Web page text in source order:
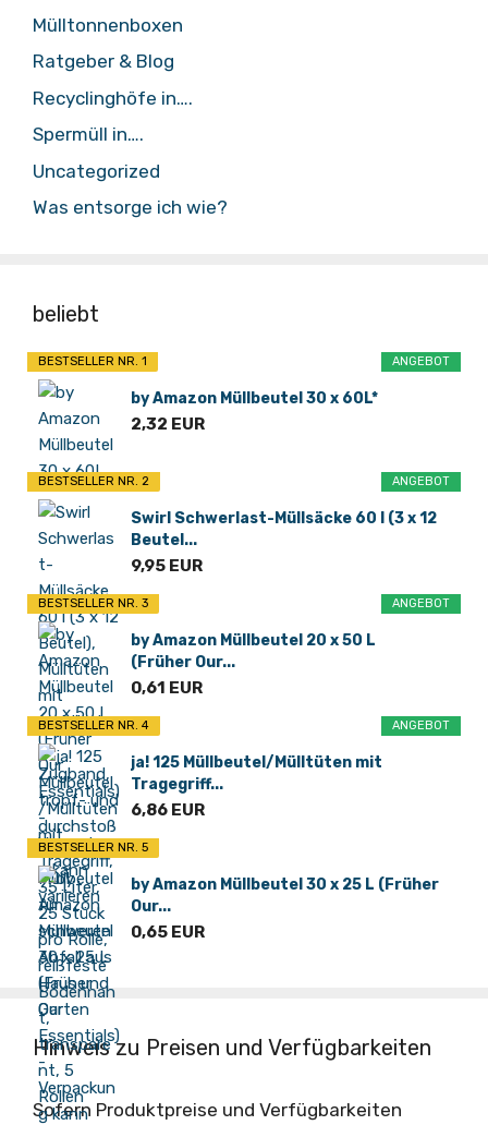
Mülltonnenboxen
Ratgeber & Blog
Recyclinghöfe in….
Spermüll in….
Uncategorized
Was entsorge ich wie?
beliebt
ANGEBOT
BESTSELLER NR. 1
by Amazon Müllbeutel 30 x 60L*
2,32 EUR
ANGEBOT
BESTSELLER NR. 2
Swirl Schwerlast-Müllsäcke 60 l (3 x 12
Beutel...
9,95 EUR
ANGEBOT
BESTSELLER NR. 3
by Amazon Müllbeutel 20 x 50 L
(Früher Our...
0,61 EUR
ANGEBOT
BESTSELLER NR. 4
ja! 125 Müllbeutel/Mülltüten mit
Tragegriff...
6,86 EUR
BESTSELLER NR. 5
by Amazon Müllbeutel 30 x 25 L (Früher
Our...
0,65 EUR
Hinweis zu Preisen und Verfügbarkeiten
Sofern Produktpreise und Verfügbarkeiten